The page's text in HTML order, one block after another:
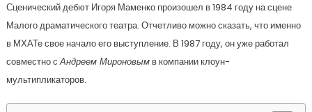
Сценический дебют Игоря Маменко произошел в 1984 году на сцене
Малого драматического театра. Отчетливо можно сказать, что именно
в МХАТе свое начало его выступление. В 1987 году, он уже работал
совместно сАндреем Мироновымв компании клоун-
мультипликаторов.